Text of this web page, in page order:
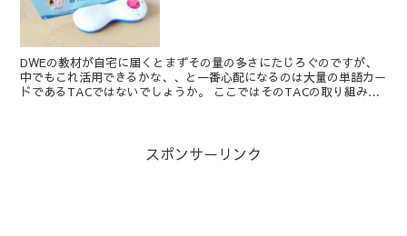
DWEの教材が自宅に届くとまずその量の多さにたじろぐのですが、
中でもこれ活用できるかな、、と一番心配になるのは大量の単語カー
ドであるTACではないでしょうか。 ここではそのTACの取り組みに
スポンサーリンク